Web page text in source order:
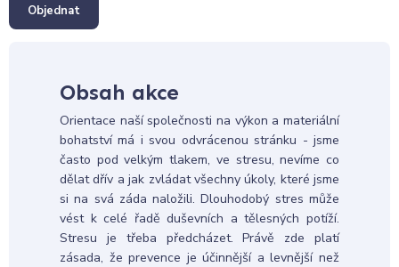
Objednat
Obsah akce
Orientace naší společnosti na výkon a materiální
bohatství má i svou odvrácenou stránku - jsme
často pod velkým tlakem, ve stresu, nevíme co
dělat dřív a jak zvládat všechny úkoly, které jsme
si na svá záda naložili. Dlouhodobý stres může
vést k celé řadě duševních a tělesných potíží.
Stresu je třeba předcházet. Právě zde platí
zásada, že prevence je účinnější a levnější než